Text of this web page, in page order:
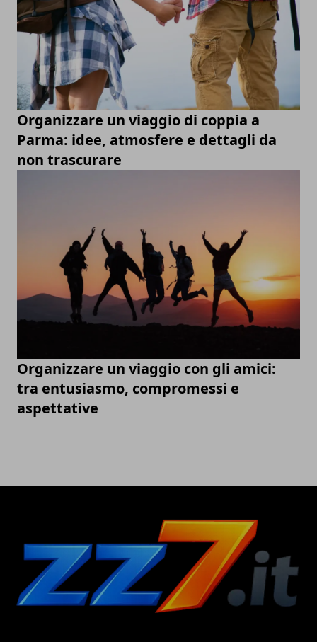
Organizzare un viaggio di coppia a
Parma: idee, atmosfere e dettagli da
non trascurare
Organizzare un viaggio con gli amici:
tra entusiasmo, compromessi e
aspettative